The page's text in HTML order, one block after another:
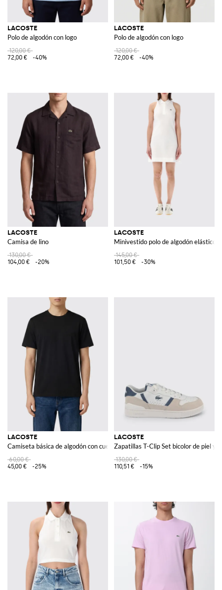
LACOSTE
Polo de algodón con logo
120,00 €
72,00 €
-40%
LACOSTE
Polo de algodón con logo
120,00 €
72,00 €
-40%
LACOSTE
Camisa de lino
130,00 €
104,00 €
-20%
LACOSTE
Minivestido polo de algodón elástico
145,00 €
101,50 €
-30%
LACOSTE
Camiseta básica de algodón con cuello redondo
60,00 €
45,00 €
-25%
LACOSTE
Zapatillas T-Clip Set bicolor de piel y
130,00 €
110,51 €
-15%